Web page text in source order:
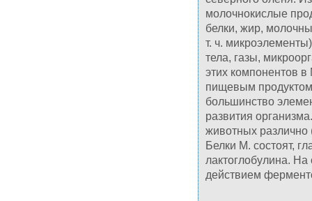
молочнокислые
белки, жир,
т. ч.
тела, газы,
этих компонентов
пищевым
большинство
развития
животных различно
Белки М. состоят,
лактоглобулина. На
действием